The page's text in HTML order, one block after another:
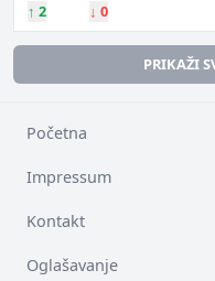
↑ 2 ↓ 0
PRIKAŽI
Početna
Impressum
Kontakt
Oglašavanje